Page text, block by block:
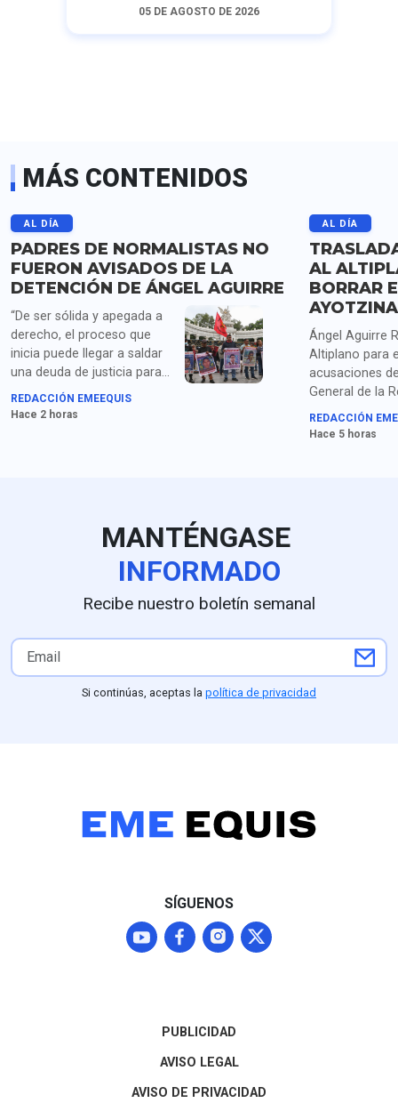
05 DE AGOSTO DE 2026
MÁS CONTENIDOS
AL DÍA
PADRES DE NORMALISTAS NO
FUERON AVISADOS DE LA
DETENCIÓN DE ÁNGEL AGUIRRE
“De ser sólida y apegada a
derecho, el proceso que
inicia puede llegar a saldar
una deuda de justicia para
las familias de los
estudiantes desaparecidos”,
REDACCIÓN EMEEQUIS
Hace 2 horas
AL DÍA
AL
BORRAR
Ángel Aguirre
Altiplano para
acusaciones
General de la
(FGR) por el
ocultamiento
REDACCIÓN
Hace 5 horas
MANTÉNGASE
INFORMADO
Recibe nuestro boletín semanal
Si continúas, aceptas la política de privacidad
SÍGUENOS
PUBLICIDAD
AVISO LEGAL
AVISO DE PRIVACIDAD